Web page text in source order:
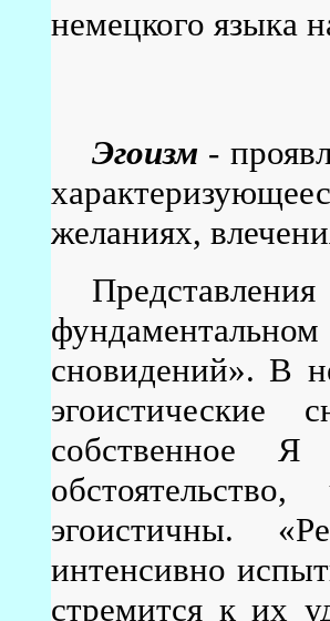
немецкого языка
Эгоизм-
желаниях,
сновидений». В
эгоистические
собственное
эгоистичны.
интенсивно
стремится к их